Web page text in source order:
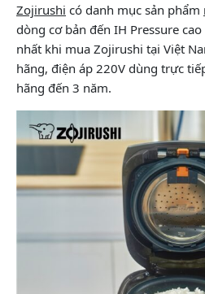
Zojirushi có danh mục sản phẩm
dòng cơ bản đến IH Pressure
nhất khi mua Zojirushi tại Việt
hãng, điện áp 220V dùng trực
hãng đến 3 năm.